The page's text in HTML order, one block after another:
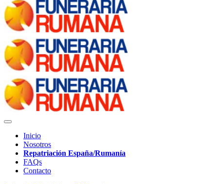
Inicio
Nosotros
Repatriación España/Rumanía
FAQs
Contacto